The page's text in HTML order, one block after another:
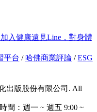
加入健康遠見Line，對身體
平台 / 哈佛商業評論 /ESG
出版股份有限公司. All
間：週一 ~ 週五 9:00 ~